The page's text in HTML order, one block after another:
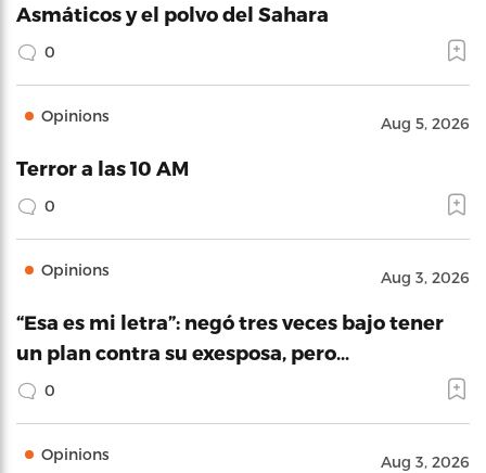
Asmáticos y el polvo del Sahara
0
Opinions Aug 5, 2026
Terror a las 10 AM
0
Opinions Aug 3, 2026
“Esa es mi letra”: negó tres veces bajo tener
un plan contra su exesposa, pero…
0
Opinions Aug 3, 2026